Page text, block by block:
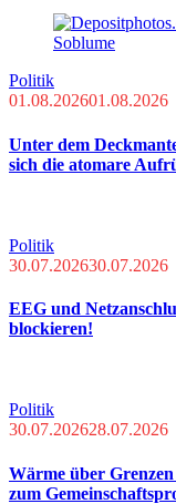
Politik
01.08.202601.08.2026
Unter dem
sich die atomare
Politik
30.07.202630.07.2026
EEG und
blockieren!
Politik
30.07.202628.07.2026
Wärme über
zum